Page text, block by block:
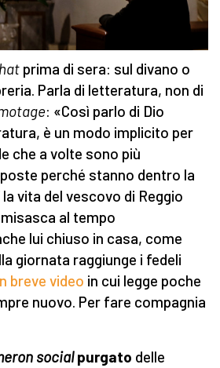
prima di sera: sul divano o
Parla di letteratura, non di
: «Così parlo di Dio
è un modo implicito per
che a volte sono più
perché stanno dentro la
vita del vescovo di Reggio
al tempo
lui chiuso in casa, come
giornata raggiunge i fedeli
breve video in cui legge poche
nuovo. Per fare compagnia
socialpurgato delle